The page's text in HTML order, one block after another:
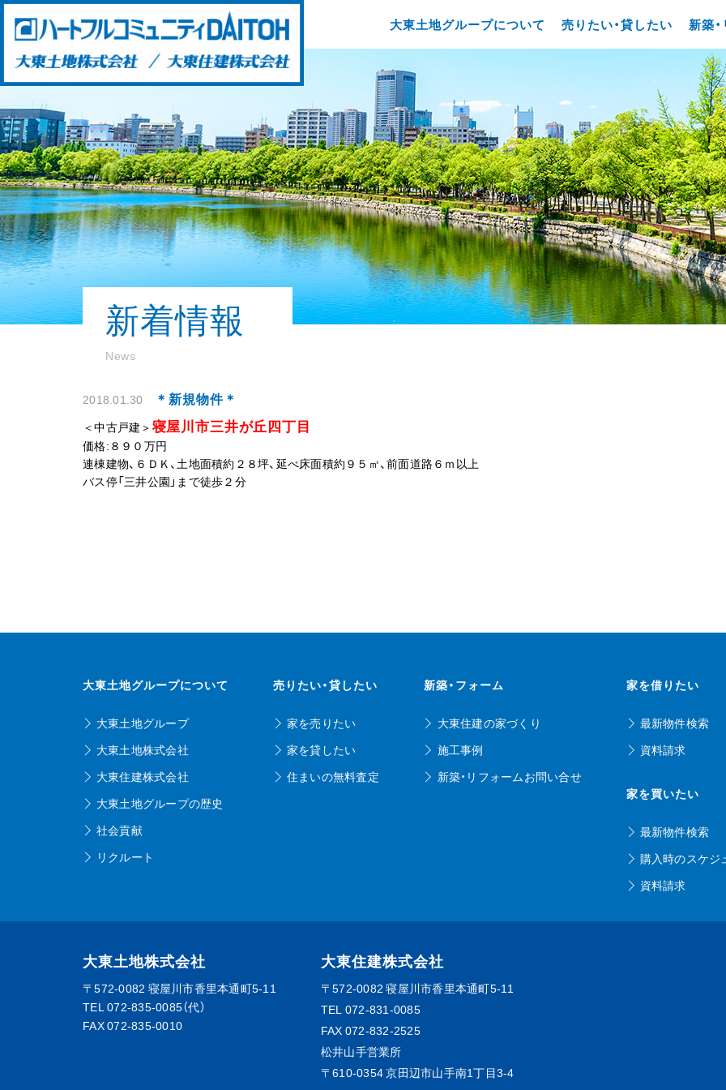
大東土地グループについて 売りたい・貸したい 新築
新着情報
News
2018.01.30 ＊新規物件＊
＜中古戸建＞寝屋川市三井が丘四丁目
価格:８９０万円
連棟建物、６ＤＫ、土地面積約２８坪、延べ床面積約９５㎡、前面道路６ｍ以上
バス停「三井公園」まで徒歩２分
大東土地グループについて
大東土地グループ
大東土地株式会社
大東住建株式会社
大東土地グループの歴史
社会貢献
リクルート
売りたい・貸したい
家を売りたい
家を貸したい
住まいの無料査定
新築・フォーム
大東住建の家づくり
施工事例
新築・リフォームお問い合せ
家を借りたい
最新物件検索
資料請求
家を買いたい
最新物件検索
購入時のスケジ
資料請求
大東土地株式会社
〒572-0082 寝屋川市香里本通町5-11
TEL072-835-0085（代）
FAX 072-835-0010
大東住建株式会社
〒572-0082寝屋川市香里本通町5-11
TEL 072-831-0085
FAX 072-832-2525
松井山手営業所
〒610-0354京田辺市山手南1丁目3-4